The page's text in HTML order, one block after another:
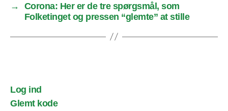
→
Corona: Her er de tre spørgsmål, som
Folketinget og pressen “glemte” at stille
Log ind
Glemt kode